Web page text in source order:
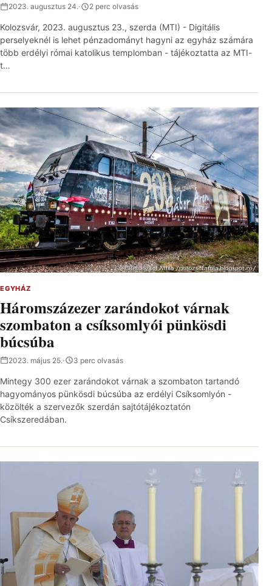
2023. augusztus 24.· 2 perc olvasás
Kolozsvár, 2023. augusztus 23., szerda (MTI) - Digitális
perselyeknél is lehet pénzadományt hagyni az egyház számára
több erdélyi római katolikus templomban - tájékoztatta az MTI-
t…
EGYHÁZ
Háromszázezer zarándokot várnak
szombaton a csíksomlyói pünkösdi
búcsúba
2023. május 25.· 3 perc olvasás
Mintegy 300 ezer zarándokot várnak a szombaton tartandó
hagyományos pünkösdi búcsúba az erdélyi Csíksomlyón -
közölték a szervezők szerdán sajtótájékoztatón
Csíkszeredában.